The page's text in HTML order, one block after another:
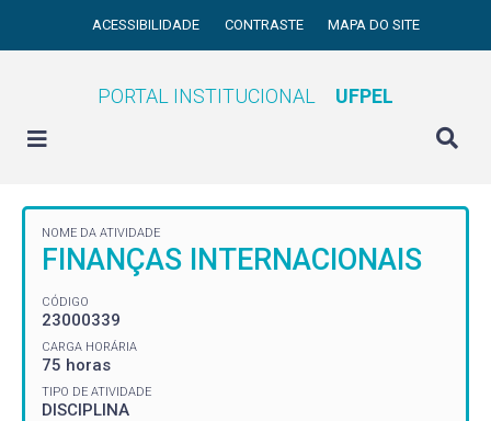
ACESSIBILIDADE CONTRASTE MAPA DO SITE
PORTAL INSTITUCIONAL UFPEL
NOME DA ATIVIDADE
FINANÇAS INTERNACIONAIS
CÓDIGO
23000339
CARGA HORÁRIA
75 horas
TIPO DE ATIVIDADE
DISCIPLINA